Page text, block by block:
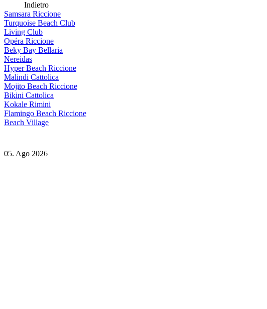
Indietro
Samsara Riccione
Turquoise Beach Club
Living Club
Opéra Riccione
Beky Bay Bellaria
Nereidas
Hyper Beach Riccione
Malindi Cattolica
Mojito Beach Riccione
Bikini Cattolica
Kokale Rimini
Flamingo Beach Riccione
Beach Village
05. Ago 2026